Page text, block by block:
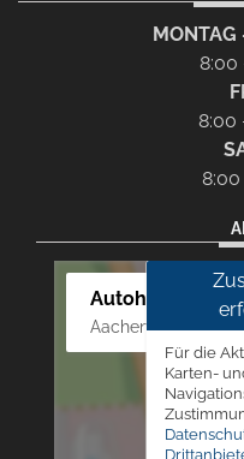
MONTAG
8:00
8:00
8:00
Autohaus
Aachener Str. 84 -
Für die
Karten-